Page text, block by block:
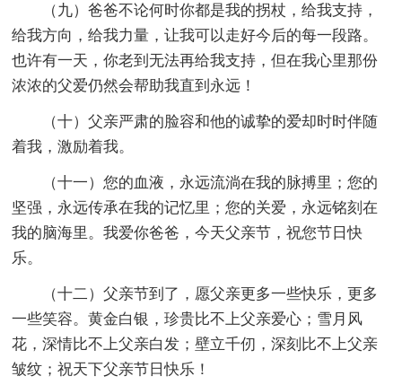
（九）爸爸不论何时你都是我的拐杖，给我支持，
给我方向，给我力量，让我可以走好今后的每一段路。
也许有一天，你老到无法再给我支持，但在我心里那份
浓浓的父爱仍然会帮助我直到永远！
（十）父亲严肃的脸容和他的诚挚的爱却时时伴随
着我，激励着我。
（十一）您的血液，永远流淌在我的脉搏里；您的
坚强，永远传承在我的记忆里；您的关爱，永远铭刻在
我的脑海里。我爱你爸爸，今天父亲节，祝您节日快
乐。
（十二）父亲节到了，愿父亲更多一些快乐，更多
一些笑容。黄金白银，珍贵比不上父亲爱心；雪月风
花，深情比不上父亲白发；壁立千仞，深刻比不上父亲
皱纹；祝天下父亲节日快乐！